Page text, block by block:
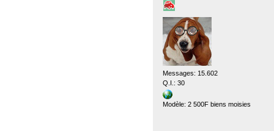
Messages: 15.602
Q.I.: 30
Modèle: 2 500F biens moisies